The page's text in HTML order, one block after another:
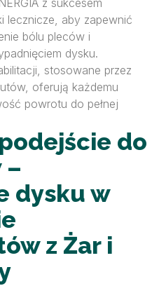
z sukcesem
lecznicze, aby zapewnić
bólu pleców i
dysku.
stosowane przez
oferują każdemu
powrotu do pełnej
do
–
dysku w
z Żar i